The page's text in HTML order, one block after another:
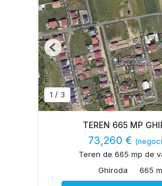
1 / 3
Previous
TEREN 665 MP
73,260 €
Teren de 665 mp de
Ghiroda
665